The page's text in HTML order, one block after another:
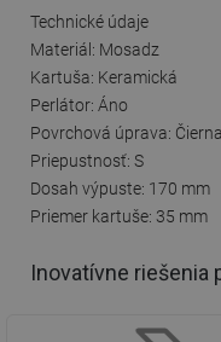
Technické údaje
Materiál: Mosadz
Kartuša: Keramická
Perlátor: Áno
Povrchová úprava: Čierna
Priepustnosť: S
Dosah výpuste: 170 mm
Priemer kartuše: 35 mm
Inovatívne riešenia